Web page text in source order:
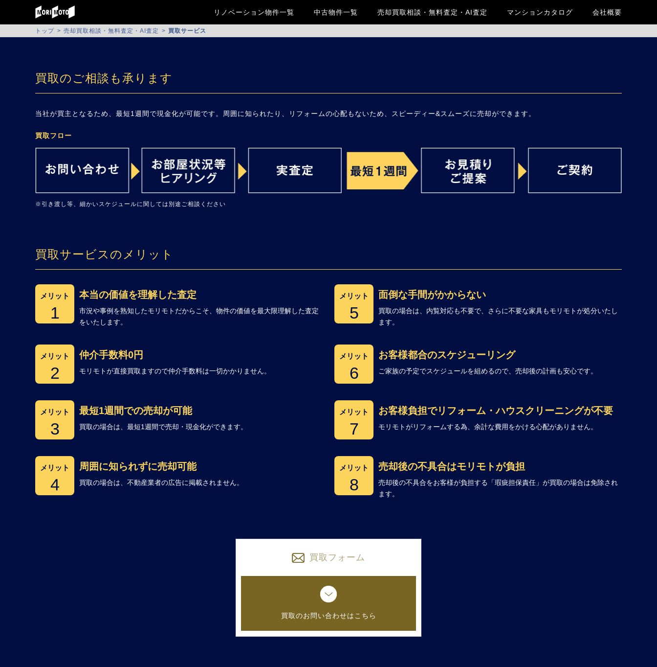
リノベーション物件一覧 中古物件一覧 売却買取相談・無料査定・AI査定 マンションカタログ 会社概要
トップ 売却買取相談・無料査定・AI査定 買取サービス
買取のご相談も承ります
当社が買主となるため、最短1週間で現金化が可能です。周囲に知られたり、リフォームの心配もないため、スピーディー&スムーズに売却ができます。
買取フロー
※引き渡し等、細かいスケジュールに関しては別途ご相談ください
買取サービスのメリット
メリット
1
本当の価値を理解した査定
市況や事例を熟知したモリモトだからこそ、物件の価値を最大限理解した査定
をいたします。
メリット
2
仲介手数料0円
モリモトが直接買取ますので仲介手数料は一切かかりません。
メリット
3
最短1週間での売却が可能
買取の場合は、最短1週間で売却・現金化ができます。
メリット
4
周囲に知られずに売却可能
買取の場合は、不動産業者の広告に掲載されません。
メリット
5
面倒な手間がかからない
買取の場合は、内覧対応も不要で、さらに不要な家具もモリモトが処分いたし
ます。
メリット
6
お客様都合のスケジューリング
ご家族の予定でスケジュールを組めるので、売却後の計画も安心です。
メリット
7
お客様負担でリフォーム・ハウスクリーニングが不要
モリモトがリフォームする為、余計な費用をかける心配がありません。
メリット
8
売却後の不具合はモリモトが負担
売却後の不具合をお客様が負担する「瑕疵担保責任」が買取の場合は免除され
ます。
買取フォーム
買取のお問い合わせはこちら